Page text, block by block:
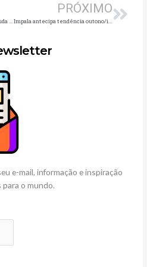
Lei da Cadeirinha: saiba o que muda a partir de abril
PRÓXIMO
Impala antecipa tendência outono/inverno 2021 e lança 10 novas cores
e-mail, informação e inspiração
o mundo.